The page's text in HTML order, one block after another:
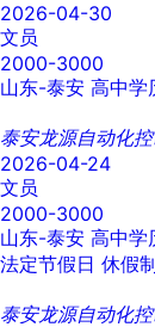
2026-04-30
文员
2000-3000
山东-泰安 高中学
泰安龙源自动化
2026-04-24
文员
2000-3000
山东-泰安 高中学
法定节假日 休假
泰安龙源自动化